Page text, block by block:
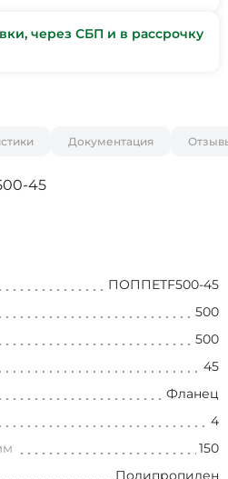
через СБП и в рассрочку
Документация
45
ПОППETF500-45
500
500
45
Фланец
4
150
Полипропилен